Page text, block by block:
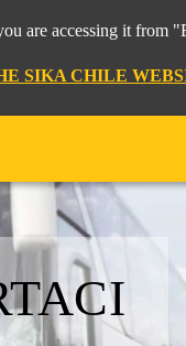
are accessing it from
SIKA CHILE